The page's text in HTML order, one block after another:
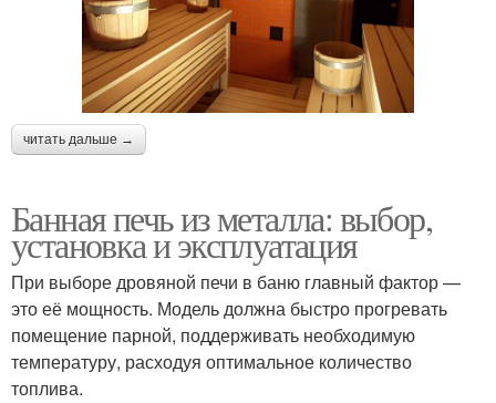
читать дальше →
Банная печь из металла: выбор,
установка и эксплуатация
При выборе дровяной печи в баню главный фактор —
это её мощность. Модель должна быстро прогревать
помещение парной, поддерживать необходимую
температуру, расходуя оптимальное количество
топлива.